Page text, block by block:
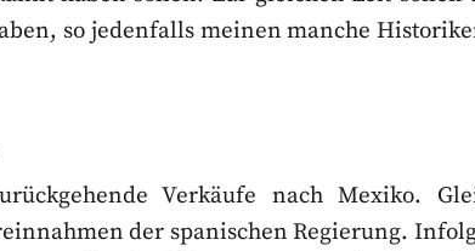
so jedenfalls meinen manche
Verkäufe nach Mexiko.
der spanischen Regierung.